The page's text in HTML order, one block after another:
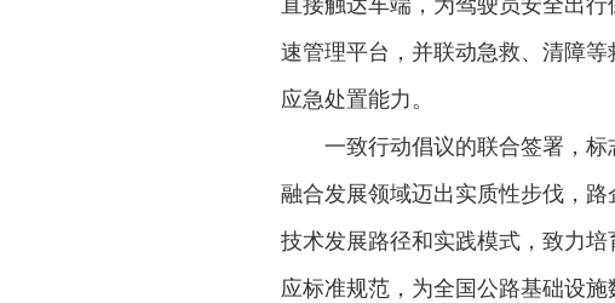
速管理平台，并联动急救、清障
应急处置能力。
一致行动倡议的联合签署，标
融合发展领域迈出实质性步伐，
技术发展路径和实践模式，致力
应标准规范，为全国公路基础设施